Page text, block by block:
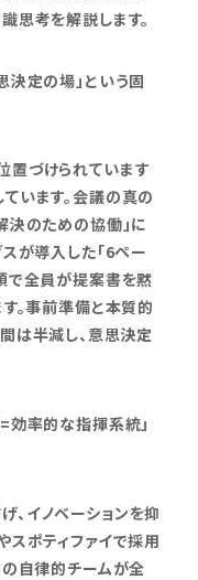
思考を解説します。
定の場」という固
置づけられています
います。会議の真の
決のための協働」に
が導入した「6ペー
で全員が提案書を黙
。事前準備と本質的
は半減し、意思決定
率的な指揮系統」
イノベーションを抑
スポティファイで採用
の自律的チームが全